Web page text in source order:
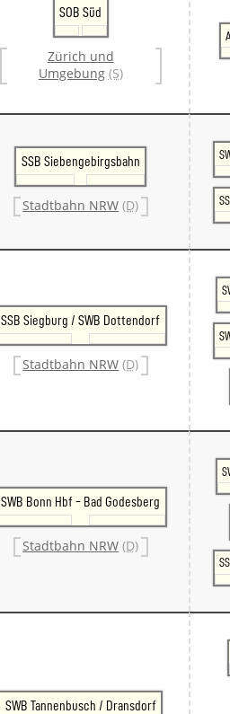
SOB Süd
Zürich und
Umgebung (S)
SSB Siebengebirgsbahn
Stadtbahn NRW (D)
SSB Siegburg / SWB Dottendorf
Stadtbahn NRW (D)
SWB Bonn Hbf - Bad Godesberg
Stadtbahn NRW (D)
SWB Tannenbusch / Dransdorf